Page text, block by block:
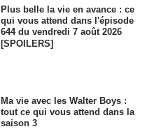
Plus belle la vie en avance : ce
qui vous attend dans l'épisode
644 du vendredi 7 août 2026
[SPOILERS]
Ma vie avec les Walter Boys :
tout ce qui vous attend dans la
saison 3